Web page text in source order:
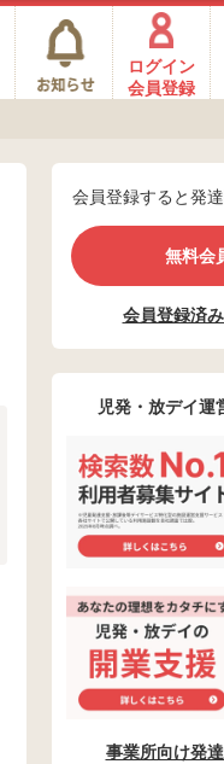
ログイン
会員登録
会員登録すると発
無料会
会員登録済
児発・放デイ運
事業所向け発